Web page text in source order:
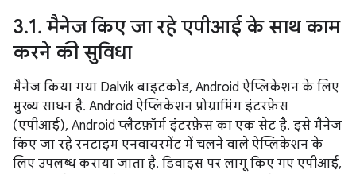
3.1. मैनेज किए जा रहे एपीआई के साथ काम
करने की सुविधा
मैनेज किया गया Dalvik बाइटकोड, Android ऐप्लिकेशन के लिए
मुख्य साधन है. Android ऐप्लिकेशन प्रोग्रामिंग इंटरफ़ेस
(एपीआई), Android प्लैटफ़ॉर्म इंटरफ़ेस का एक सेट है. इसे मैनेज
किए जा रहे रनटाइम एनवायरमेंट में चलने वाले ऐप्लिकेशन के
लिए उपलब्ध कराया जाता है. डिवाइस पर लागू किए गए एपीआई,